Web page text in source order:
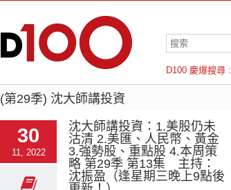
D100 慶爆搜尋 :
羅倫斯
(第29季) 沈大師講投資
30
11, 2022
沈大師講投資：1.美股仍未
沽清 2.美匯、人民幣、黃金
3.強勢股、重點股 4.本周策
略 第29季 第13集 主持：
沈振盈（逢星期三晚上9點後